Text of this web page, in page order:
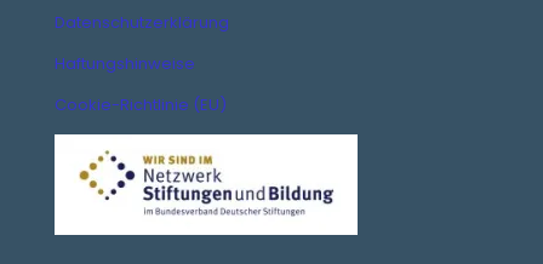
Datenschutzerklärung
Haftungshinweise
Cookie-Richtlinie (EU)